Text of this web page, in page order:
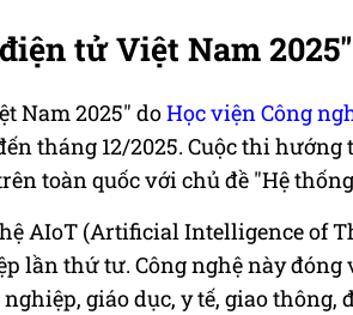
tử Việt Nam 2025"
Nam 2025" doHọc viện Công
tháng 12/2025. Cuộc thi
toàn quốc với chủ đề "Hệ
AIoT (Artificial Intelligence of
lần thứ tư. Công nghệ này
giáo dục, y tế, giao